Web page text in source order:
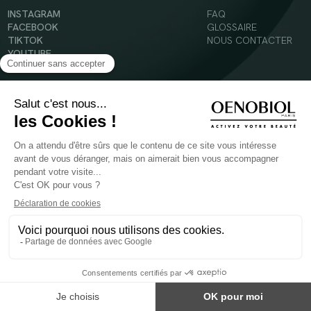
INSTAGRAM
FACEBOOK
TIKTOK
YOUTUBE
FAQ
GLOSSAIRE
NOUS CONTACTER
© 2024 Oenobiol Paris
Mentions légales
Conditions Générales d’Utilisation
POUR VOTRE SANTÉ, MANGEZ AU MOINS CINQ FRUITS ET LÉGUMES PAR JOUR -
Les complément alimentaires doivent être utilisés dans le cadre d'un mode de vie sain et
Réservé à l'adulte. Consulter attentivement l'étiquetage des produits avant l'utilisation.